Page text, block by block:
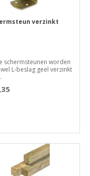
verzinkt
schermsteunen worden
L-beslag geel verzinkt